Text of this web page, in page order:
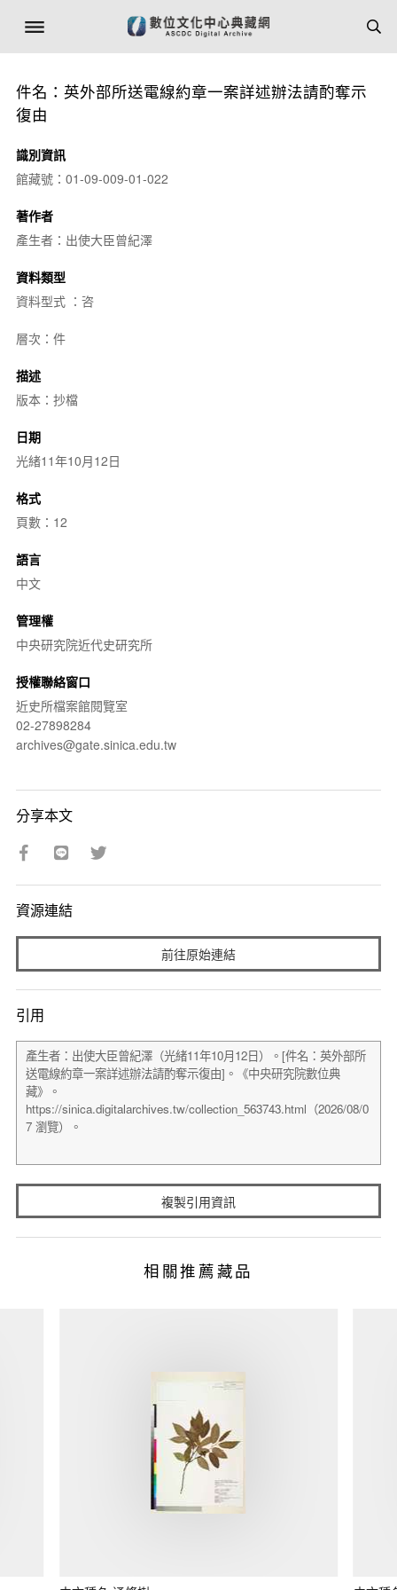
件名：英外部所送電線約章一案詳述辦法請酌奪示
復由
識別資訊
館藏號：01-09-009-01-022
著作者
產生者：出使大臣曾紀澤
資料類型
資料型式 ：咨
層次：件
描述
版本：抄檔
日期
光緒11年10月12日
格式
頁數：12
語言
中文
管理權
中央研究院近代史研究所
授權聯絡窗口
近史所檔案館閱覽室
02-27898284
archives@gate.sinica.edu.tw
分享本文
資源連結
前往原始連結
引用
複製引用資訊
相關推薦藏品